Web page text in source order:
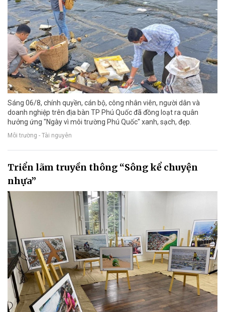
Sáng 06/8, chính quyền, cán bộ, công nhân viên, người dân và
doanh nghiệp trên địa bàn TP Phú Quốc đã đồng loạt ra quân
hưởng ứng "Ngày vì môi trường Phú Quốc" xanh, sạch, đẹp.
Môi trường - Tài nguyên
Triển lãm truyền thông “Sông kể chuyện
nhựa”